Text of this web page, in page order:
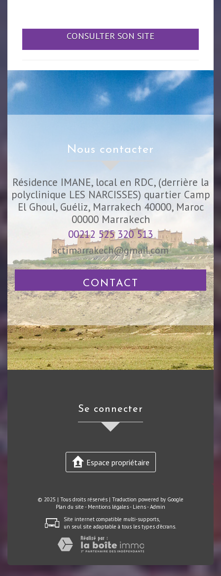
CONSULTER SON SITE
nous contacter
Résidence IMANE, local en RDC, (derrière la
polyclinique LES NARCISSES) quartier Camp
El Ghoul, Guéliz, Marrakech 40000, Maroc
00000 Marrakech
00212 525 320 513
actimarrakech@gmail.com
CONTACT
se connecter
Espace propriétaire
© 2025 | Tous droits réservés | Traduction powered by Google
Plan du site - Mentions légales- Liens-Admin
Site internet compatible multi-supports,
un seul site adaptable à tous les types d'écrans.